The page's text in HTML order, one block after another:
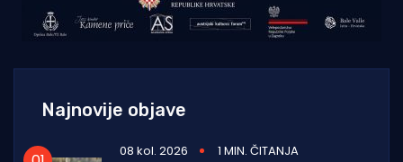
Najnovije objave
08 kol. 2026
1 MIN. ČITANJA